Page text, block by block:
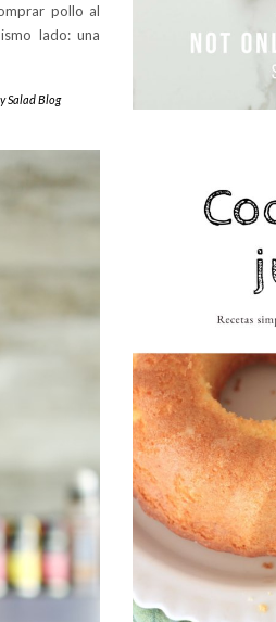
pollo al
lado: una
Salad Blog